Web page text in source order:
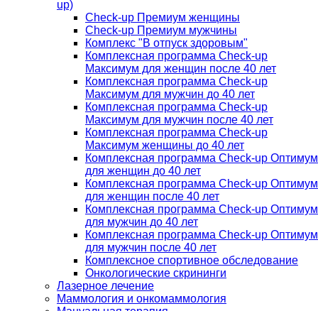
up)
Check-up Премиум женщины
Check-up Премиум мужчины
Комплекс "В отпуск здоровым"
Комплексная программа Check-up
Максимум для женщин после 40 лет
Комплексная программа Check-up
Максимум для мужчин до 40 лет
Комплексная программа Check-up
Максимум для мужчин после 40 лет
Комплексная программа Check-up
Максимум женщины до 40 лет
Комплексная программа Check-up Оптимум
для женщин до 40 лет
Комплексная программа Check-up Оптимум
для женщин после 40 лет
Комплексная программа Check-up Оптимум
для мужчин до 40 лет
Комплексная программа Check-up Оптимум
для мужчин после 40 лет
Комплексное спортивное обследование
Онкологические скрининги
Лазерное лечение
Маммология и онкомаммология